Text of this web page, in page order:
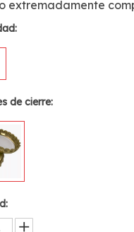
extremadamente
de cierre: